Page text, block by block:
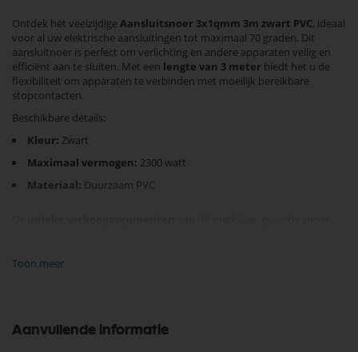
Ontdek het veelzijdige Aansluitsnoer 3x1qmm 3m zwart PVC, ideaal
voor al uw elektrische aansluitingen tot maximaal 70 graden. Dit
aansluitnoer is perfect om verlichting en andere apparaten veilig en
efficiënt aan te sluiten. Met een lengte van 3 meter biedt het u de
flexibiliteit om apparaten te verbinden met moeilijk bereikbare
stopcontacten.
Beschikbare details:
Kleur: Zwart
Maximaal vermogen: 2300 watt
Materiaal: Duurzaam PVC
dit snoer biedt veiligheid en betrouwbaarheid die u nodig heeft.
Eenvoudig in gebruik en installatie
Toon meer
Aanvullende informatie